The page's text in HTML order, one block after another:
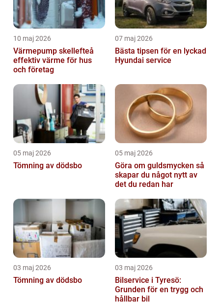
10 maj 2026
Värmepump skellefteå
effektiv värme för hus
och företag
07 maj 2026
Bästa tipsen för en lyckad
Hyundai service
05 maj 2026
Tömning av dödsbo
05 maj 2026
Göra om guldsmycken så
skapar du något nytt av
det du redan har
03 maj 2026
Tömning av dödsbo
03 maj 2026
Bilservice i Tyresö:
Grunden för en trygg och
hållbar bil